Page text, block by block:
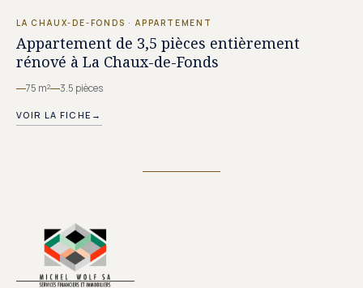
LA CHAUX-DE-FONDS ·APPARTEMENT
Appartement de 3,5 pièces entièrement
rénové à La Chaux-de-Fonds
75 m² 3.5 pièces
VOIR LA FICHE →